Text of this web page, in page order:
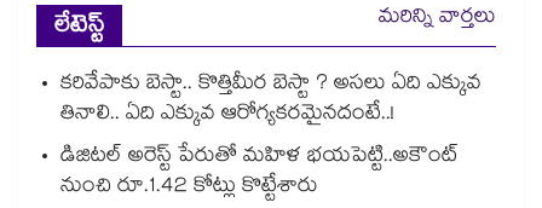
లేటెస్ట్
మరిన్ని వార్తలు
కరివేపాకు బెస్టా.. కొత్తిమీర బెస్టా ? అసలు ఏది ఎక్కువ
తినాలి.. ఏది ఎక్కువ ఆరోగ్యకరమైనదంటే..!
డిజిటల్ అరెస్ట్ పేరుతో మహిళ భయపెట్టి..అకౌంట్
నుంచి రూ.1.42 కోట్లు కొట్టేశారు